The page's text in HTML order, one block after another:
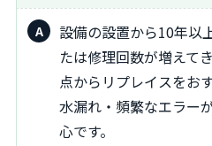
設備の設置から10年以上経過している場合、ま
たは修理回数が増えて
点からリプレイスをお
水漏れ・頻繁なエラー
心です。